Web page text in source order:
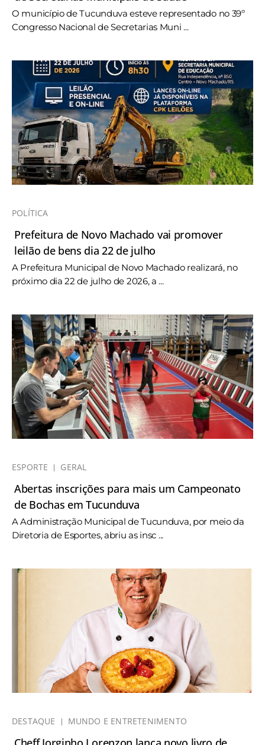
O município de Tucunduva esteve representado no 39º
Congresso Nacional de Secretarias Muni ...
POLÍTICA
Prefeitura de Novo Machado vai promover
leilão de bens dia 22 de julho
A Prefeitura Municipal de Novo Machado realizará, no
próximo dia 22 de julho de 2026, a ...
ESPORTE GERAL
Abertas inscrições para mais um Campeonato
de Bochas em Tucunduva
A Administração Municipal de Tucunduva, por meio da
Diretoria de Esportes, abriu as insc ...
DESTAQUE MUNDO E ENTRETENIMENTO